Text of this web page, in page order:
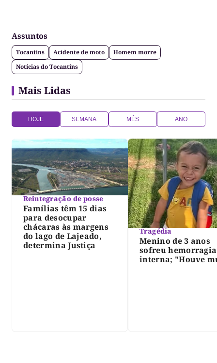
Assuntos
Tocantins Acidente de moto
Homem morre
Notícias do Tocantins
Mais Lidas
HOJE SEMANA MÊS ANO
Reintegração de posse
Famílias têm 15 dias
para desocupar
chácaras às margens
do lago de Lajeado,
determina Justiça
Tragédia
Menino de 3 anos
sofreu hemorragia
interna; "Houve